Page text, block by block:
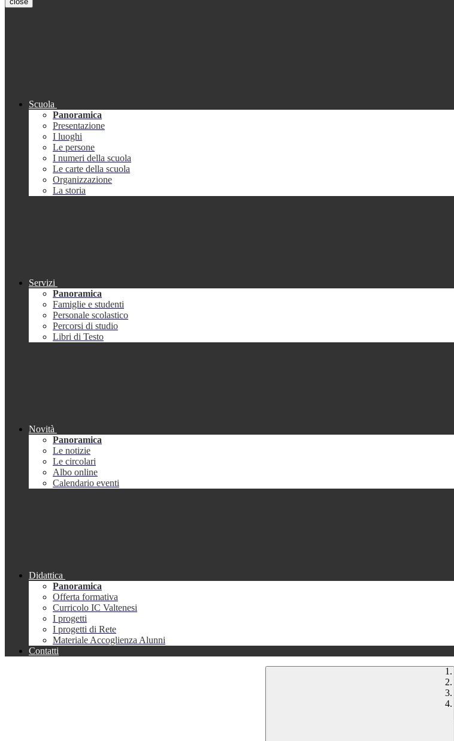
Scuola
Panoramica
Presentazione
I luoghi
Le persone
I numeri della scuola
Le carte della scuola
Organizzazione
La storia
Servizi
Panoramica
Famiglie e studenti
Personale scolastico
Percorsi di studio
Libri di Testo
Novità
Panoramica
Le notizie
Le circolari
Albo online
Calendario eventi
Didattica
Panoramica
Offerta formativa
Curricolo IC Valtenesi
I progetti
I progetti di Rete
Materiale Accoglienza Alunni
Contatti